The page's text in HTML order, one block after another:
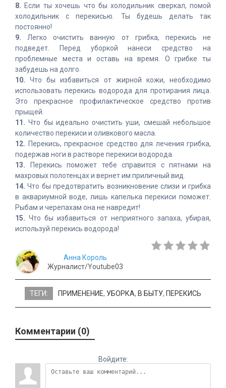
8. Если ты хочешь что бы холодильник сверкал, помой
холодильник с перекисью. Ты будешь делать так
постоянно!
9. Легко очистить ванную от грибка, перекись не
подведет. Перед уборкой нанеси средство на
проблемные места и оставь на время. О грибке ты
забудешь на долго.
10.Что бы избавиться от жирной кожи, необходимо
использовать перекись водорода для протирания лица.
Это прекрасное профилактическое средство против
прыщей.
11. Что бы идеально очистить уши, смешай небольшое
количество перекиси и оливкового масла.
12. Перекись, прекрасное средство для лечения грибка,
подержав ноги в растворе перекиси водорода.
13.
Перекись поможет тебе справится с пятнами на
махровых полотенцах и вернет им приличный вид.
14.Что бы предотвратить возникновение слизи и грибка
в аквариумной воде, лишь капелька перекиси поможет.
Рыбам и черепахам она не навредит!
15.Что бы избавиться от неприятного запаха, убирая,
используй перекись водорода!
Анна Король
Журналист/Youtube03
ТЕГИ: ПРИМЕНЕНИЕ, УБОРКА, В БЫТУ, ПЕРЕКИСЬ
Комментарии (0)
Войдите: